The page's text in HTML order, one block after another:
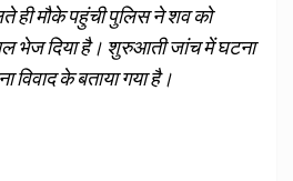
ही मौके पहुंची पुलिस ने शव को
भेज दिया है। शुरुआती जांच में घटना
विवाद के बताया गया है।